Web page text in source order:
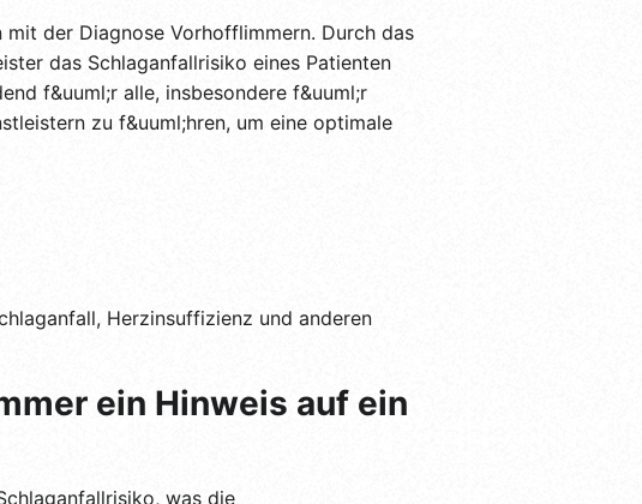
der Diagnose Vorhofflimmern. Durch das
das Schlaganfallrisiko eines Patienten
f&uuml;r alle, insbesondere f&uuml;r
zu f&uuml;hren, um eine optimale
Herzinsuffizienz und anderen
ein Hinweis auf ein
was die